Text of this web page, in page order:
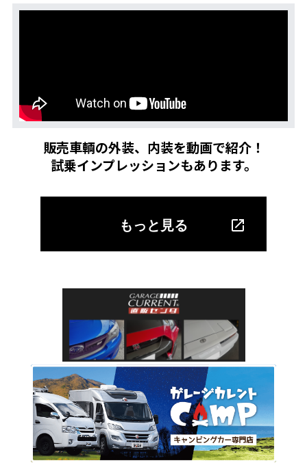
販売車輌の外装、内装を動画で紹介！
試乗インプレッションもあります。
もっと見る